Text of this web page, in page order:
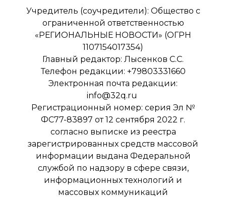
Учредитель (соучредители): Общество с
ограниченной ответственностью
«РЕГИОНАЛЬНЫЕ НОВОСТИ» (ОГРН
1107154017354)
Главный редактор: Лысенков С.С.
Телефон редакции: +79803331660
Электронная почта редакции:
info@32q.ru
Регистрационный номер: серия Эл №
ФС77-83897 от 12 сентября 2022 г.
согласно выписке из реестра
зарегистрированных средств массовой
информации выдана Федеральной
службой по надзору в сфере связи,
информационных технологий и
массовых коммуникаций